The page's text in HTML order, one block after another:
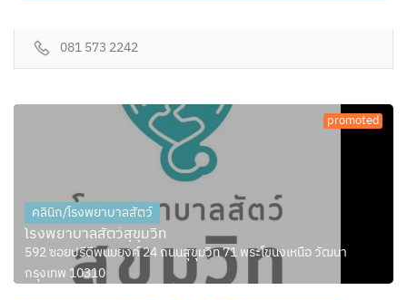
081 573 2242
promoted
คลินิก/โรงพยาบาลสัตว์
โรงพยาบาลสัตว์สุขุมวิท
592 ซอยปรีดีพนมยงค์ 24 ถนนสุขุมวิท 71 พระโขนงเหนือ วัฒนา
กรุงเทพ 10310